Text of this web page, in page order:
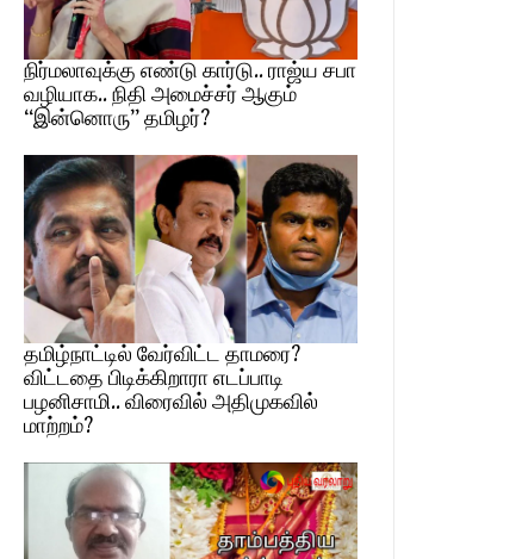
நிர்மலாவுக்கு எண்டு கார்டு.. ராஜ்ய சபா
வழியாக.. நிதி அமைச்சர் ஆகும்
“இன்னொரு” தமிழர்?
தமிழ்நாட்டில் வேர்விட்ட தாமரை?
விட்டதை பிடிக்கிறாரா எடப்பாடி
பழனிசாமி.. விரைவில் அதிமுகவில்
மாற்றம்?